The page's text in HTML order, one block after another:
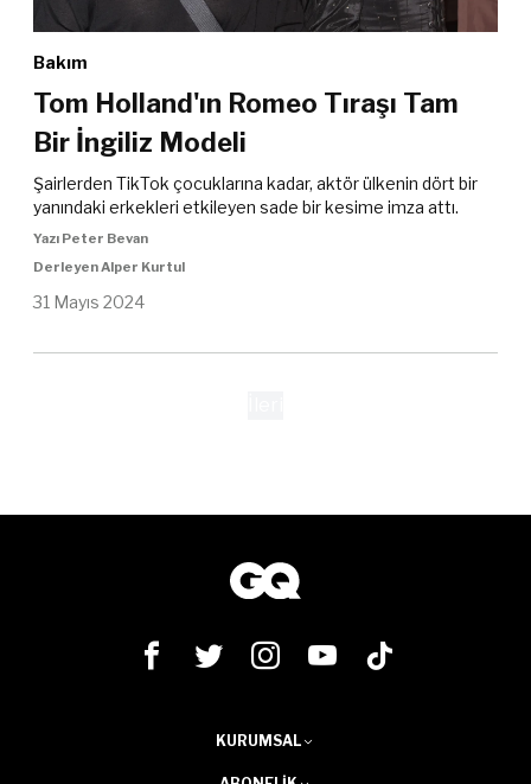
Bakım
Tom Holland'ın Romeo Tıraşı Tam
Bir İngiliz Modeli
Şairlerden TikTok çocuklarına kadar, aktör ülkenin dört bir
yanındaki erkekleri etkileyen sade bir kesime imza attı.
Yazı Peter Bevan
Derleyen Alper Kurtul
31 Mayıs 2024
KURUMSAL